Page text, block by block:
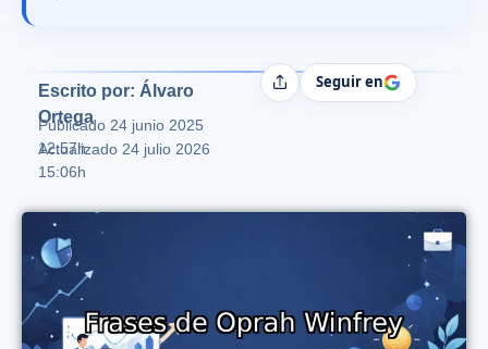
Escrito por: Álvaro
Ortega
Publicado 24 junio 2025
12:57h
Actualizado 24 julio 2026
15:06h
CompartirSeguir en